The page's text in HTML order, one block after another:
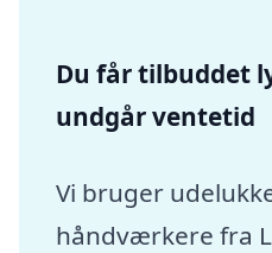
Du får tilbuddet
undgår ventetid
Vi bruger
håndværkere fra